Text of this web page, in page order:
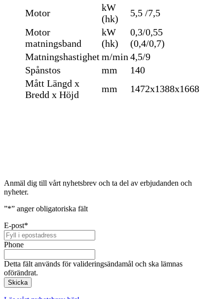
Motor
kW
(hk)
5,5 /7,5
Motor
matningsband
kW
(hk)
0,3/0,55
(0,4/0,7)
Matningshastighetm/min 4,5/9
Spånstos
mm
140
Mått Längd x
Bredd x Höjd
mm 1472x1388x1668
Anmäl dig till vårt nyhetsbrev och ta del av erbjudanden och
nyheter.
”*” anger obligatoriska fält
E-post*
Phone
Detta fält används för valideringsändamål och ska lämnas
oförändrat.